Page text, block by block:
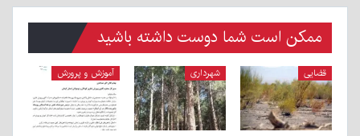
ممکن است شما دوست داشته باشید
قضایی شهرداری آموزش و پرورش